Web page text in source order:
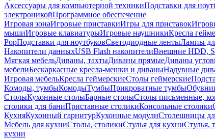
Аксессуары для компьютерной техникиПодставки для
электроникойПрограммное обеспечение
Игровая зонаИгровые приставкиИгры для приставок
мышиИгровые клавиатурыИгровые наушникиКресла
PopПодставки для ноутбуковСветодиодные лентыЛампы
Накопители данныхUSB Flash накопителиВнешние HDD,
Мягкая мебельДиваны, тахтыДиваны прямыеДиваны
мебелиБескаркасные кресла-мешки и диваныНадувные
Игровая мебельКресла геймерскиеСтолы геймерские
Комоды, тумбыКомодыТумбыПрикроватные тумбы
СтолыКухонные столыБарные столыСтолы письменные,
столики для баниПриставные столикиКонсольные столики
КухняКухонный гарнитурКухонные модулиСтолешницы
Мебель для кухниСтолы, столикиСтулья для кухниСтулья,
кухни